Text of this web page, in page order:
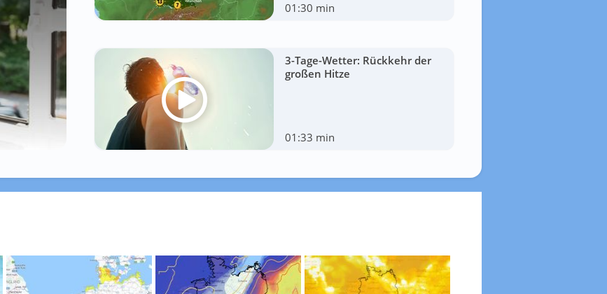
01:30 min
3-Tage-Wetter: Rückkehr der
großen Hitze
01:33 min